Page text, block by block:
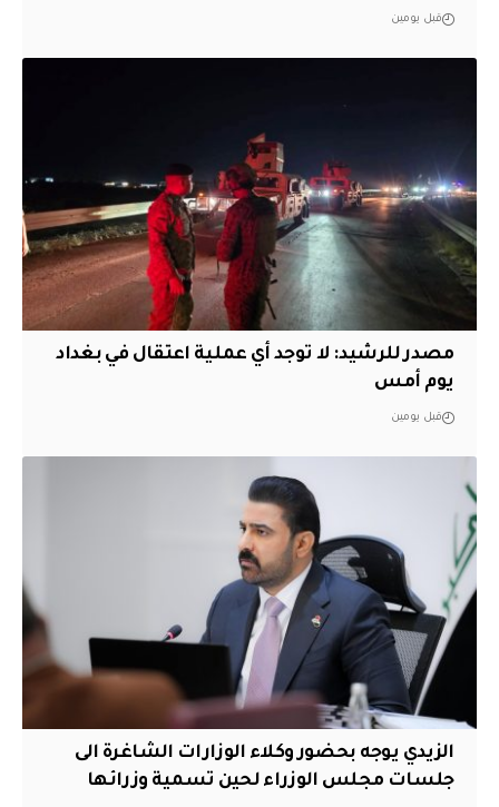
قبل يومين
مصدر للرشيد: لا توجد أي عملية اعتقال في بغداد
يوم أمس
قبل يومين
الزيدي يوجه بحضور وكلاء الوزارات الشاغرة الى
جلسات مجلس الوزراء لحين تسمية وزرائها